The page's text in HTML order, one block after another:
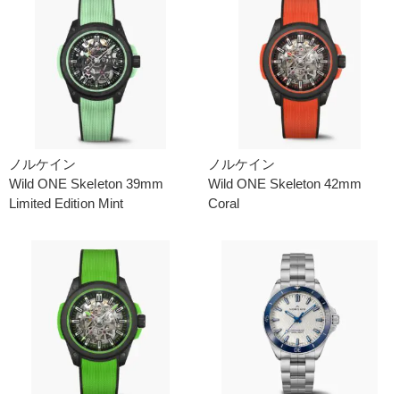
ノルケイン
Wild ONE Skeleton 39mm
Limited Edition Mint
ノルケイン
Wild ONE Skeleton 42mm
Coral